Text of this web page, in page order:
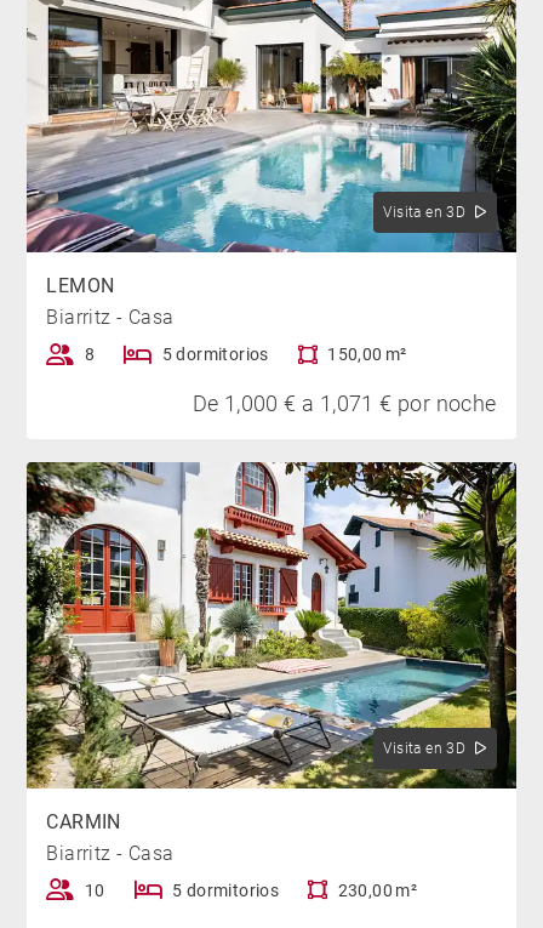
Visita en 3D
LEMON
Biarritz - Casa
8 5 dormitorios 150,00 m²
De 1,000 € a 1,071 € por noche
Visita en 3D
CARMIN
Biarritz - Casa
10 5 dormitorios 230,00 m²